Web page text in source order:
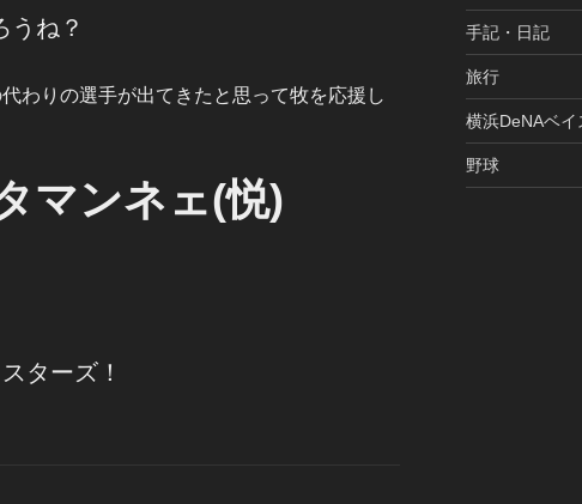
うね？
わりの選手が出てきたと思って牧を応援し
マンネェ(悦)
ターズ！
手記・日記
旅行
横浜DeNAベイ
野球